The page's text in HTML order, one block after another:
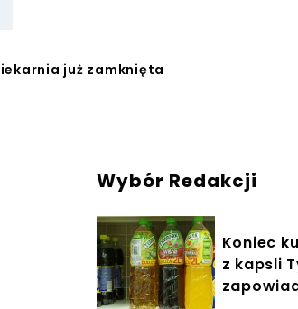
już zamknięta
Wybór Redakcji
Koniec
z kapsli